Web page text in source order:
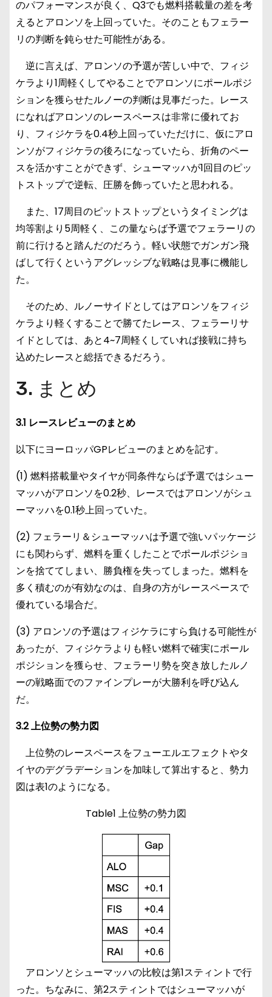
のパフォーマンスが良く、Q3でも燃料搭載量の差を考
えるとアロンソを上回っていた。そのこともフェラー
リの判断を鈍らせた可能性がある。
逆に言えば、アロンソの予選が苦しい中で、フィジ
ケラより1周軽くしてやることでアロンソにポールポジ
ションを獲らせたルノーの判断は見事だった。レース
になればアロンソのレースペースは非常に優れてお
り、フィジケラを0.4秒上回っていただけに、仮にアロ
ンソがフィジケラの後ろになっていたら、折角のペー
スを活かすことができず、シューマッハが1回目のピッ
トストップで逆転、圧勝を飾っていたと思われる。
また、17周目のピットストップというタイミングは
均等割より5周軽く、この量ならば予選でフェラーリの
前に行けると踏んだのだろう。軽い状態でガンガン飛
ばして行くというアグレッシブな戦略は見事に機能し
た。
そのため、ルノーサイドとしてはアロンソをフィジ
ケラより軽くすることで勝てたレース、フェラーリサ
イドとしては、あと4~7周軽くしていれば接戦に持ち
込めたレースと総括できるだろう。
3. まとめ
3.1 レースレビューのまとめ
以下にヨーロッパGPレビューのまとめを記す。
(1) 燃料搭載量やタイヤが同条件ならば予選ではシュー
マッハがアロンソを0.2秒、レースではアロンソがシュ
ーマッハを0.1秒上回っていた。
(2) フェラーリ＆シューマッハは予選で強いパッケージ
にも関わらず、燃料を重くしたことでポールポジショ
ンを捨ててしまい、勝負権を失ってしまった。燃料を
多く積むのが有効なのは、自身の方がレースペースで
優れている場合だ。
(3) アロンソの予選はフィジケラにすら負ける可能性が
あったが、フィジケラよりも軽い燃料で確実にポール
ポジションを獲らせ、フェラーリ勢を突き放したルノ
ーの戦略面でのファインプレーが大勝利を呼び込ん
だ。
3.2 上位勢の勢力図
上位勢のレースペースをフューエルエフェクトやタ
イヤのデグラデーションを加味して算出すると、勢力
図は表1のようになる。
Table1 上位勢の勢力図
アロンソとシューマッハの比較は第1スティントで行
った。ちなみに、第2スティントではシューマッハが